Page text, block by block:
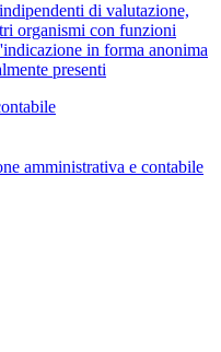
di valutazione,
organismi con funzioni
in forma anonima
presenti
amministrativa e contabile